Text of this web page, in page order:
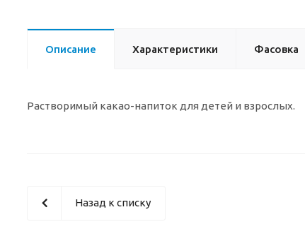
Описание Характеристики Фасовка
Растворимый какао-напиток для детей и взрослых.
Назад к списку